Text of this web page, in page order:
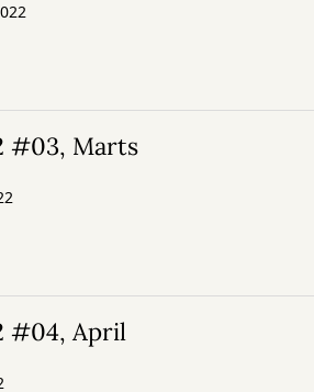
#03, Marts
#04, April